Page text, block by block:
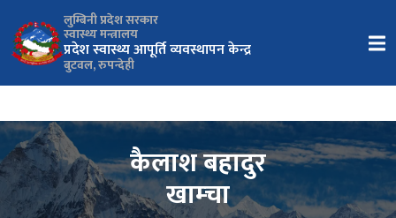
लुम्बिनी प्रदेश सरकार
स्वास्थ्य मन्त्रालय
प्रदेश स्वास्थ्य आपूर्ति व्यवस्थापन केन्द्र
बुटवल, रुपन्देही
कैलाश बहादुर
खाम्चा